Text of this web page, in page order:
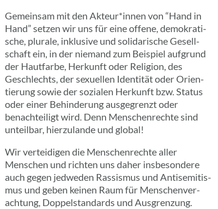
Gemein­sam mit den Akteur*innen von “Hand in
Hand” setzen wir uns für eine offene, demo­kra­ti­
sche, plurale, inklu­sive und soli­da­ri­sche Gesell­
schaft ein, in der niemand zum Beispiel aufgrund
der Haut­farbe, Herkunft oder Reli­gion, des
Geschlechts, der sexu­el­len Iden­ti­tät oder Orien­
tie­rung sowie der sozia­len Herkunft bzw. Status
oder einer Behin­de­rung ausge­grenzt oder
benach­tei­ligt wird. Denn Menschen­rechte sind
unteil­bar, hier­zu­lande und global!
Wir vertei­di­gen die Menschen­rechte aller
Menschen und richten uns daher insbe­son­dere
auch gegen jedwe­den Rassis­mus und Anti­se­mi­tis­
mus und geben keinen Raum für Menschen­ver­
ach­tung, Doppel­stan­dards und Ausgrenzung.